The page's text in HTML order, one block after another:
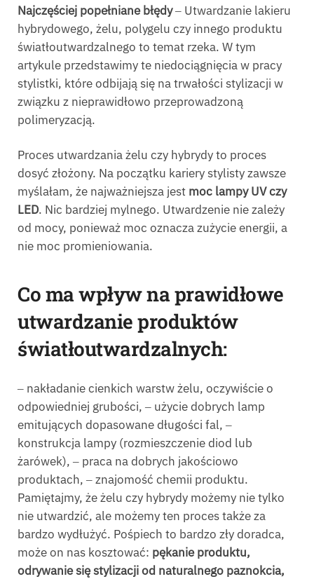
Najczęściej popełniane błędy‒ Utwardzanie lakieru
hybrydowego, żelu, polygelu czy innego produktu
światłoutwardzalnego to temat rzeka. W tym
artykule przedstawimy te niedociągnięcia w pracy
stylistki, które odbijają się na trwałości stylizacji w
związku z nieprawidłowo przeprowadzoną
polimeryzacją.
Proces utwardzania żelu czy hybrydy to proces
dosyć złożony. Na początku kariery stylisty zawsze
myślałam, że najważniejsza jest moc lampy UV czy
LED. Nic bardziej mylnego. Utwardzenie nie zależy
od mocy, ponieważ moc oznacza zużycie energii, a
nie moc promieniowania.
Co ma wpływ na prawidłowe
utwardzanie produktów
światłoutwardzalnych:
‒ nakładanie cienkich warstw żelu, oczywiście o
odpowiedniej grubości, ‒ użycie dobrych lamp
emitujących dopasowane długości fal, ‒
konstrukcja lampy (rozmieszczenie diod lub
żarówek), ‒ praca na dobrych jakościowo
produktach, ‒ znajomość chemii produktu.
Pamiętajmy, że żelu czy hybrydy możemy nie tylko
nie utwardzić, ale możemy ten proces także za
bardzo wydłużyć. Pośpiech to bardzo zły doradca,
może on nas kosztować: pękanie produktu,
odrywanie się stylizacji od naturalnego paznokcia,